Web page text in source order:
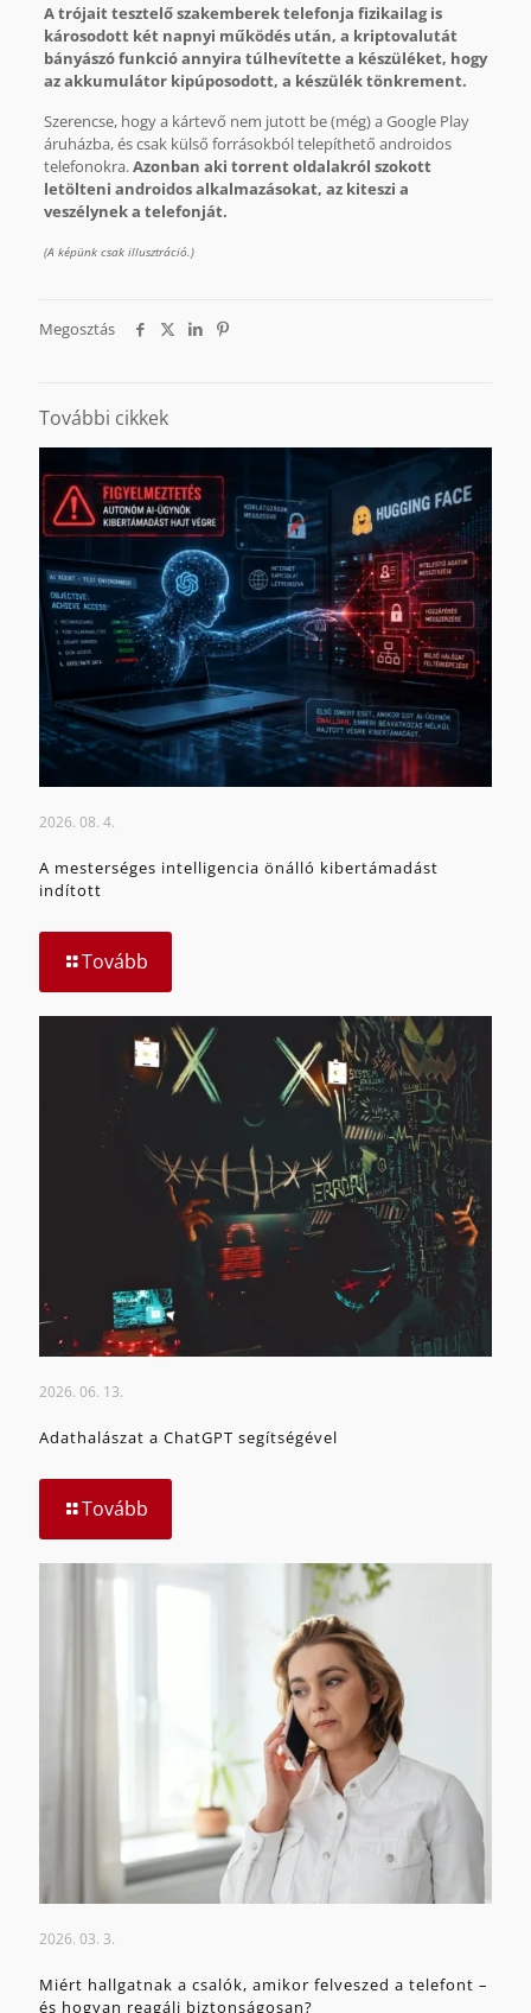
A trójait tesztelő szakemberek telefonja fizikailag is
károsodott két napnyi működés után, a kriptovalutát
bányászó funkció annyira túlhevítette a készüléket, hogy
az akkumulátor kipúposodott, a készülék tönkrement.
Szerencse, hogy a kártevő nem jutott be (még) a Google Play
áruházba, és csak külső forrásokból telepíthető androidos
telefonokra.Azonban aki torrent oldalakról szokott
letölteni androidos alkalmazásokat, az kiteszi a
veszélynek a telefonját.
(A képünk csak illusztráció.)
Megosztás
További cikkek
2026. 08. 4.
A mesterséges intelligencia önálló kibertámadást
indított
Tovább
2026. 06. 13.
Adathalászat a ChatGPT segítségével
Tovább
2026. 03. 3.
Miért hallgatnak a csalók, amikor felveszed a telefont –
és hogyan reagálj biztonságosan?